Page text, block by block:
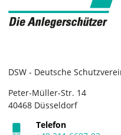
DSW - Deutsche
Peter-Müller-Str. 14
40468 Düsseldorf
Telefon